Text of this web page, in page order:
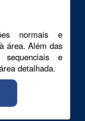
normais e
área. Além das
sequenciais e
detalhada.